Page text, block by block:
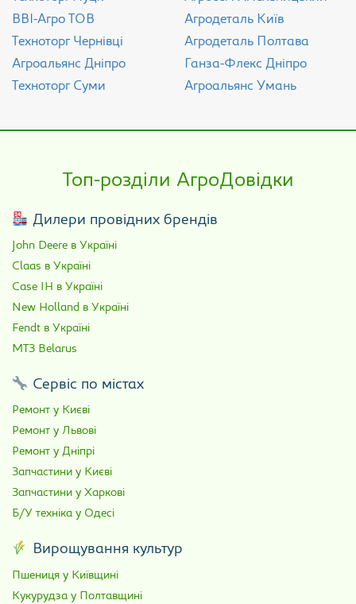
ВВІ-Агро ТОВ
Техноторг Чернівці
Агроальянс Дніпро
Техноторг Суми
Агродеталь Київ
Агродеталь Полтава
Ганза-Флекс Дніпро
Агроальянс Умань
Топ-розділи АгроДовідки
Дилери провідних брендів
John Deere в Україні
Claas в Україні
Case IH в Україні
New Holland в Україні
Fendt в Україні
МТЗ Belarus
Сервіс по містах
Ремонт у Києві
Ремонт у Львові
Ремонт у Дніпрі
Запчастини у Києві
Запчастини у Харкові
Б/У техніка у Одесі
Вирощування культур
Пшениця у Київщині
Кукурудза у Полтавщині